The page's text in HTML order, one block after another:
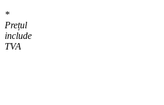
*
Prețul
include
TVA